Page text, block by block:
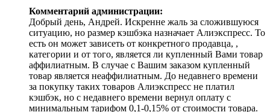
Комментарий администрации:
Добрый день, Андрей. Искренне жаль за сложившуюся
ситуацию, но размер кэшбэка назначает Алиэкспресс. То
есть он может зависеть от конкретного продавца, ,
категории и от того, является ли купленный Вами товар
аффилиатным. В случае с Вашим заказом купленный
товар является неаффилиатным. До недавнего времени
за покупку таких товаров Алиэкспресс не платил
кэшбэк, но с недавнего времени вернул оплату с
минимальным тарифом 0,1-0,15% от стоимости товара.